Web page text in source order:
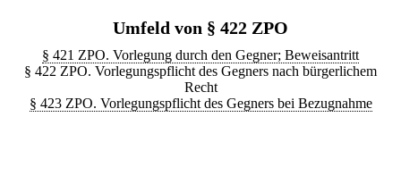
Umfeld von § 422 ZPO
§ 421 ZPO. Vorlegung durch den Gegner; Beweisantritt
§ 422 ZPO. Vorlegungspflicht des Gegners nach bürgerlichem
Recht
§ 423 ZPO. Vorlegungspflicht des Gegners bei Bezugnahme